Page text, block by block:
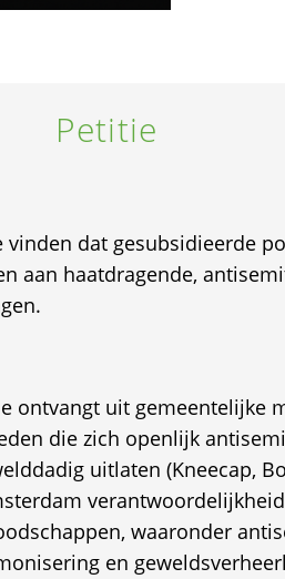
Petitie
dat gesubsidieerde
aan haatdragende,
ontvangt uit gemeentelijke
die zich openlijk
uitlaten (Kneecap,
waaronder
en